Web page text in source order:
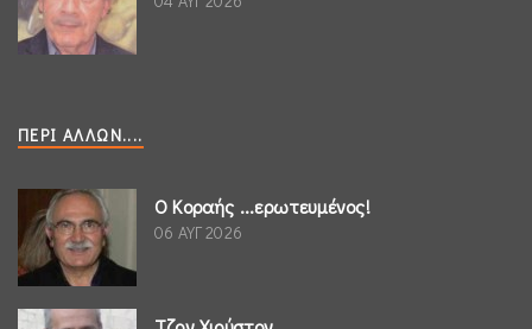
ΠΕΡΊ ΆΛΛΩΝ....
Ο Κοραής ...ερωτευμένος!
06 ΑΥΓ 2026